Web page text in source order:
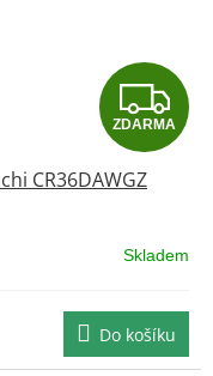
Z
D
R
M
A
ZDARMA
CR36DAWGZ
Skladem
Do košíku